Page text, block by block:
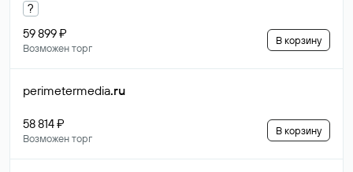
?
59 899 ₽
Возможен торг
В корзину
perimetermedia.ru
58 814 ₽
Возможен торг
В корзину